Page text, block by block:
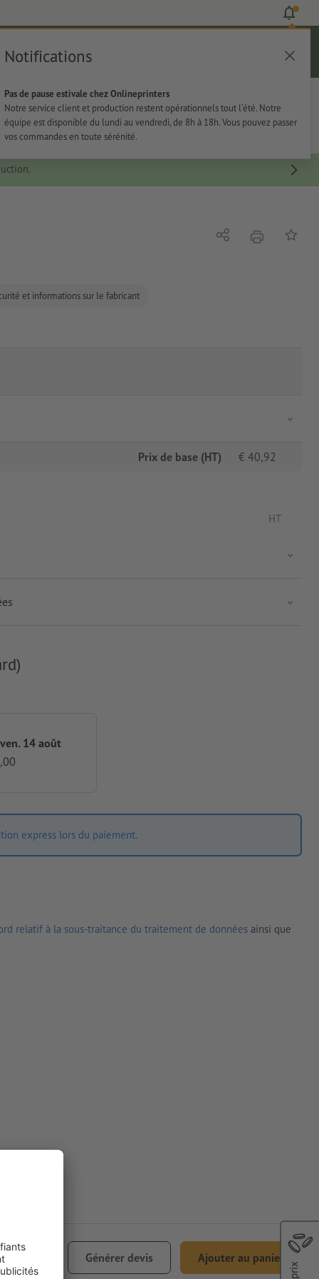
Notifications
Pas de pause estivale chez Onlineprinters
Notre service client et production restent opérationnels tout l’été. Notre
équipe est disponible du lundi au vendredi, de 8h à 18h. Vous pouvez passer
vos commandes en toute sérénité.
Panier
Papeterie Autocollants
et informations sur le fabricant
Partagerimprimer
Prix de base (HT) € 40,92
HT
14 août
express lors du paiement.
relatif à la sous-traitance du traitement de données ainsi que
TVA incl.
49,10 Générer devis Ajouter au panier